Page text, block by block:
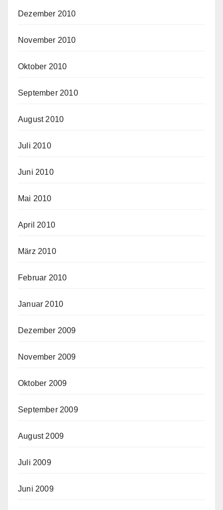
Dezember 2010
November 2010
Oktober 2010
September 2010
August 2010
Juli 2010
Juni 2010
Mai 2010
April 2010
März 2010
Februar 2010
Januar 2010
Dezember 2009
November 2009
Oktober 2009
September 2009
August 2009
Juli 2009
Juni 2009